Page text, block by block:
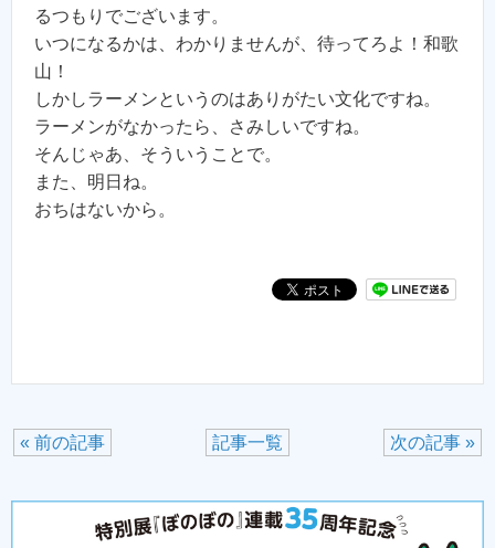
るつもりでございます。
いつになるかは、わかりませんが、待ってろよ！和歌
山！
しかしラーメンというのはありがたい文化ですね。
ラーメンがなかったら、さみしいですね。
そんじゃあ、そういうことで。
また、明日ね。
おちはないから。
次の記事 »
記事一覧
« 前の記事